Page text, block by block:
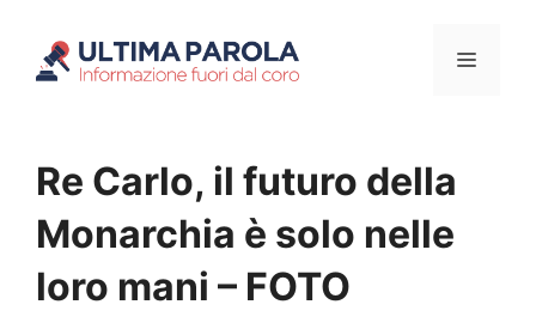
Menu
Re Carlo, il futuro della
Monarchia è solo nelle
loro mani – FOTO